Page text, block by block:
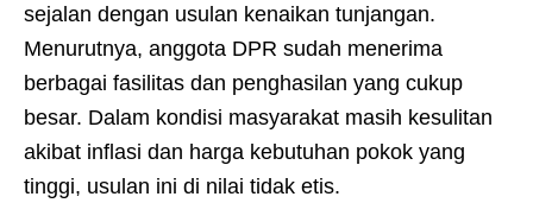
sejalan dengan usulan kenaikan tunjangan.
Menurutnya, anggota DPR sudah menerima
berbagai fasilitas dan penghasilan yang cukup
besar. Dalam kondisi masyarakat masih kesulitan
akibat inflasi dan harga kebutuhan pokok yang
tinggi, usulan ini di nilai tidak etis.